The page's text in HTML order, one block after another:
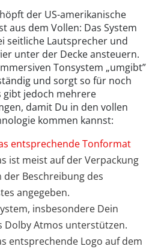
der US-amerikanische
aus dem Vollen: Das System
seitliche Lautsprecher und
unter der Decke ansteuern.
Tonsystem „umgibt”
und sorgt so für noch
gibt jedoch mehrere
damit Du in den vollen
kommen kannst:
entsprechende Tonformat
ist meist auf der Verpackung
der Beschreibung des
angegeben.
insbesondere Dein
Dolby Atmos unterstützen.
entsprechende Logo auf dem